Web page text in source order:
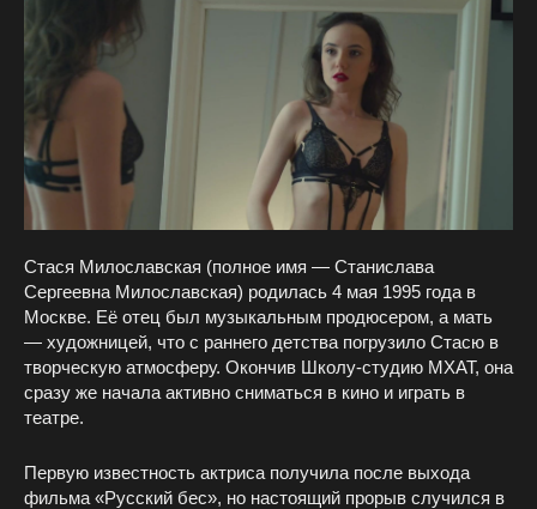
Стася Милославская (полное имя — Станислава
Сергеевна Милославская) родилась 4 мая 1995 года в
Москве. Её отец был музыкальным продюсером, а мать
— художницей, что с раннего детства погрузило Стасю в
творческую атмосферу. Окончив Школу-студию МХАТ, она
сразу же начала активно сниматься в кино и играть в
театре.
Первую известность актриса получила после выхода
фильма «Русский бес», но настоящий прорыв случился в